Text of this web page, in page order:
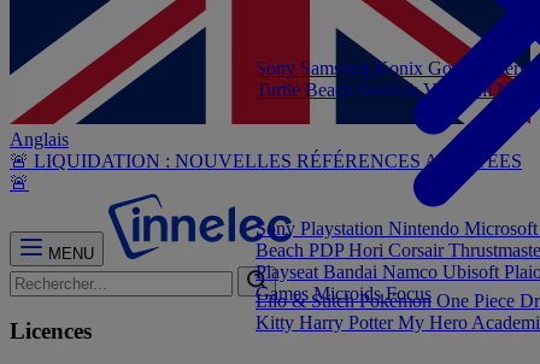
Anglais
🚨 LIQUIDATION : NOUVELLES RÉFÉRENCES AJOUTÉES
🚨
MENU
Licences
Sony Playstation Nintendo
Beach PDPHori Corsair
Playseat Bandai Namco Ubisoft
GamesMicroidsFocus
Lilo & StitchPokémon One Piece
Kitty Harry Potter My Hero
Sony Samsung Konix Govee
Turtle Beach SandiskVerbatimNGS